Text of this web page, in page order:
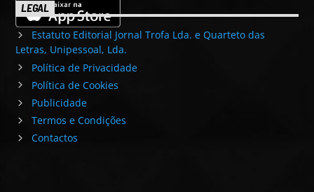
LEGAL
Estatuto Editorial Jornal Trofa Lda. e Quarteto das
Letras, Unipessoal, Lda.
Política de Privacidade
Política de Cookies
Publicidade
Termos e Condições
Contactos